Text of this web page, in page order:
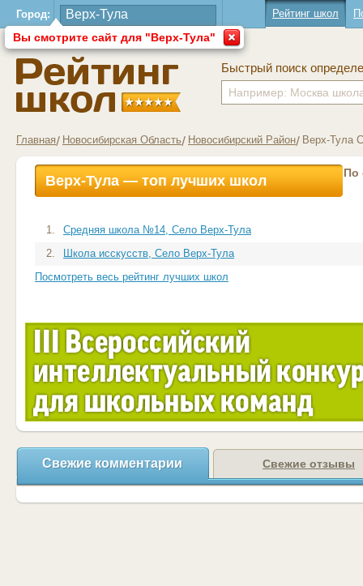
Город:
Вы смотрите сайт для "Верх-Тула"
Рейтинг школ
Быстрый поиск
Главная Новосибирская Область Новосибирский Район Верх-Тула
Верх-Тула — топ лучших школ По
1.
Средняя школа №14, Село Верх-Тула
2.
Школа исскусств, Село Верх-Тула
Посмотреть весь рейтинг лучших школ
Свежие комментарии Свежие отзывы